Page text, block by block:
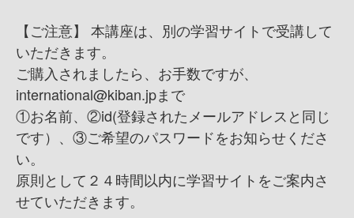
【ご注意】 本講座は、別の学習サイトで受講して
いただきます。
ご購入されましたら、お手数ですが、
international@kiban.jpまで
①お名前、②id(登録されたメールアドレスと同じ
です）、③ご希望のパスワードをお知らせくださ
い。
原則として２４時間以内に学習サイトをご案内さ
せていただきます。